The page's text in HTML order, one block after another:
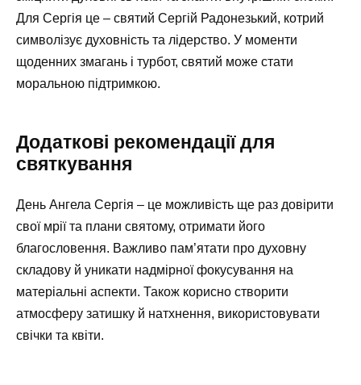
Для Сергія це – святий Сергій Радонезький, котрий
символізує духовність та лідерство. У моменти
щоденних змагань і турбот, святий може стати
моральною підтримкою.
Додаткові рекомендації для
святкування
День Ангела Сергія – це можливість ще раз довірити
свої мрії та плани святому, отримати його
благословення. Важливо пам’ятати про духовну
складову й уникати надмірної фокусування на
матеріальні аспекти. Також корисно створити
атмосферу затишку й натхнення, використовувати
свічки та квіти.